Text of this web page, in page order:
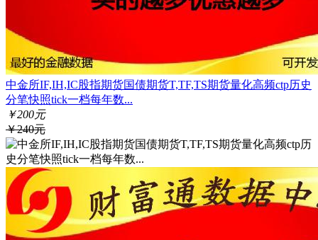
中金所IF,IH,IC股指期货国债期货T,TF,TS期货量化高频ctp历史
分笔快照tick一档每年数...
￥200元
￥240元